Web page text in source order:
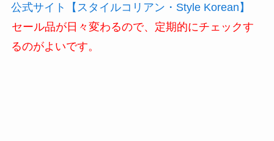
公式サイト【スタイルコリアン・Style Korean】
セール品が日々変わるので、定期的にチェックす
るのがよいです。